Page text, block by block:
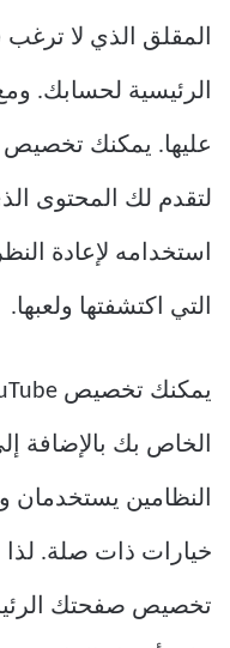
المقلق الذي لا
الرئيسية لحسابك.
لتقدم لك المحتوى
استخدامه لإعادة
التي اكتشفتها ولعبها.
الخاص بك بالإضافة
النظامين يستخدمان
خيارات ذات صلة.